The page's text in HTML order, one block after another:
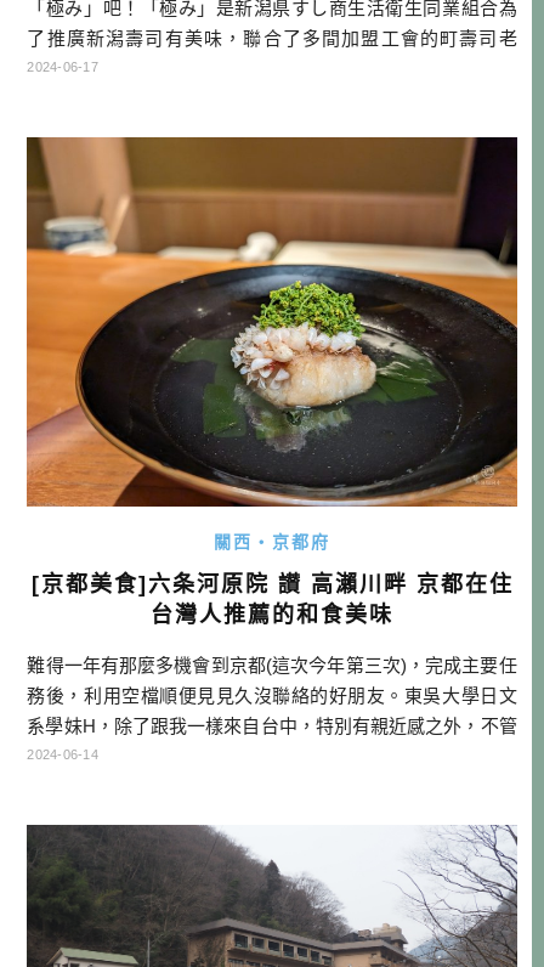
「極み」吧！「極み」是新潟県すし商生活衛生同業組合為
了推廣新潟壽司有美味，聯合了多間加盟工會的町壽司老
店，一起做的聯合行銷。其內容很易懂也很霸道，就是4400
歡迎大家也去新潟吃吃看！ 「極み」壽司官網 連結：https://
sushi-k […]…
2024-06-17
關西・京都府
[京都美食]六条河原院 讃 高瀨川畔 京都在住
台灣人推薦的和食美味
難得一年有那麼多機會到京都(這次今年第三次)，完成主要任
務後，利用空檔順便見見久沒聯絡的好朋友。東吳大學日文
系學妹H，除了跟我一樣來自台中，特別有親近感之外，不管
在中部校友會跟吉他社，都有很多互動的機會。畢業後我在
面的機會，好像也已經大於在台中了呢！ 這次是在Ｈ的介紹
下，來到了這間位於高瀨 […]…
2024-06-14